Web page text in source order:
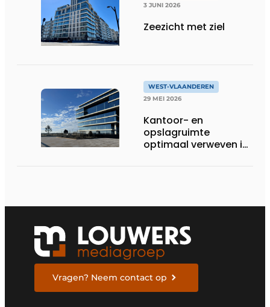
3 JUNI 2026
Zeezicht met ziel
WEST-VLAANDEREN
29 MEI 2026
Kantoor- en
opslagruimte
optimaal verweven in
Vragen? Neem contact op